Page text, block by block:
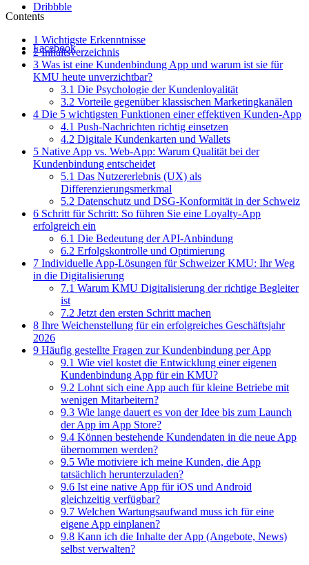
Dribbble
Facebook
Contents
1 Wichtigste Erkenntnisse
2Inhaltsverzeichnis
3 Was ist eine Kundenbindung App und warum ist sie für
KMU heute unverzichtbar?
3.1 Die Psychologie der Kundenloyalität
3.2 Vorteile gegenüber klassischen Marketingkanälen
4 Die 5 wichtigsten Funktionen einer effektiven Kunden-App
4.1 Push-Nachrichten richtig einsetzen
4.2 Digitale Kundenkarten und Wallets
5 Native App vs. Web-App: Warum Qualität bei der
Kundenbindung entscheidet
5.1 Das Nutzererlebnis (UX) als
Differenzierungsmerkmal
5.2 Datenschutz und DSG-Konformität in der Schweiz
6 Schritt für Schritt: So führen Sie eine Loyalty-App
erfolgreich ein
6.1 Die Bedeutung der API-Anbindung
6.2 Erfolgskontrolle und Optimierung
7 Individuelle App-Lösungen für Schweizer KMU: Ihr Weg
in die Digitalisierung
7.1 Warum KMU Digitalisierung der richtige Begleiter
ist
7.2 Jetzt den ersten Schritt machen
8 Ihre Weichenstellung für ein erfolgreiches Geschäftsjahr
2026
9 Häufig gestellte Fragen zur Kundenbindung per App
9.1 Wie viel kostet die Entwicklung einer eigenen
Kundenbindung App für ein KMU?
9.2 Lohnt sich eine App auch für kleine Betriebe mit
wenigen Mitarbeitern?
9.3 Wie lange dauert es von der Idee bis zum Launch
der App im App Store?
9.4 Können bestehende Kundendaten in die neue App
übernommen werden?
9.5 Wie motiviere ich meine Kunden, die App
tatsächlich herunterzuladen?
9.6 Ist eine native App für iOS und Android
gleichzeitig verfügbar?
9.7 Welchen Wartungsaufwand muss ich für eine
eigene App einplanen?
9.8 Kann ich die Inhalte der App (Angebote, News)
selbst verwalten?